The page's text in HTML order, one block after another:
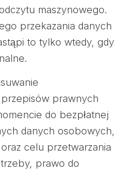
maszynowego.
przekazania danych
to tylko wtedy, gdy
prawnych
do bezpłatnej
danych osobowych,
celu przetwarzania
prawo do